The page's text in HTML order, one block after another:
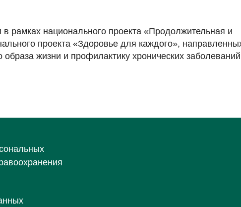
рамках национального проекта «Продолжительная и
проекта «Здоровье для каждого»,
жизни и профилактику хронических